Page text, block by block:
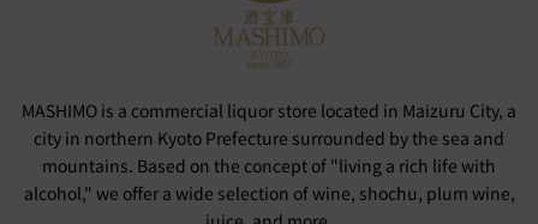
MASHIMO is a commercial liquor store located in Maizuru City, a
city in northern Kyoto Prefecture surrounded by the sea and
mountains. Based on the concept of "living a rich life with
alcohol," we offer a wide selection of wine, shochu, plum wine,